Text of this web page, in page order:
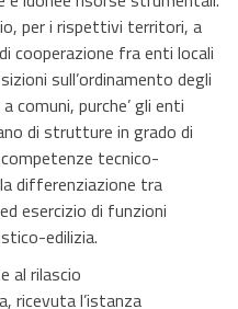
per i rispettivi territori, a
cooperazione fra enti locali
sull’ordinamento degli
comuni, purche’ gli enti
di strutture in grado di
tecnico-
differenziazione tra
esercizio di funzioni
edilizia.
al rilascio
ricevuta l’istanza